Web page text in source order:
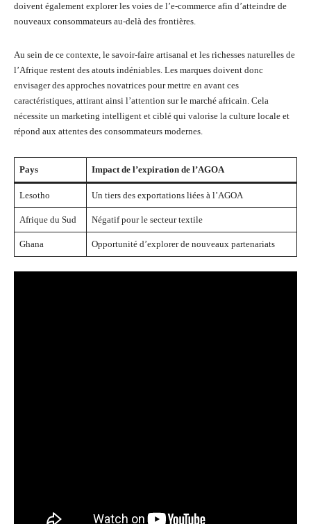
doivent également explorer les voies de l’e-commerce afin d’atteindre de
nouveaux consommateurs au-delà des frontières.
Au sein de ce contexte, le savoir-faire artisanal et les richesses naturelles de
l’Afrique restent des atouts indéniables. Les marques doivent donc
envisager des approches novatrices pour mettre en avant ces
caractéristiques, attirant ainsi l’attention sur le marché africain. Cela
nécessite un marketing intelligent et ciblé qui valorise la culture locale et
répond aux attentes des consommateurs modernes.
Pays Impact de l’expiration de l’AGOA
Lesotho Un tiers des exportations liées à l’AGOA
Afrique du Sud Négatif pour le secteur textile
Ghana Opportunité d’explorer de nouveaux partenariats